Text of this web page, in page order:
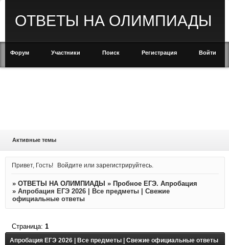
ОТВЕТЫ НА ОЛИМПИАДЫ
Форум Участники Поиск Регистрация Войти
Активные темы
Привет, Гость! Войдите илизарегистрируйтесь
» ОТВЕТЫ НА ОЛИМПИАДЫ » Пробное ЕГЭ. Апробация
» Апробация ЕГЭ 2026 | Все предметы | Свежие
официальные ответы
Апробация ЕГЭ 2026 | Все предметы | Свежие официальные ответы
Страница: 1